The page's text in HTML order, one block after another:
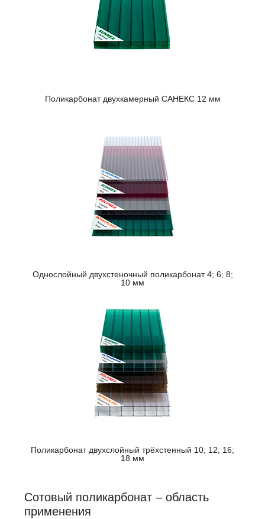
Поликарбонат двухкамерный САНЕКС 12 мм
Однослойный двухстеночный поликарбонат 4; 6; 8;
10 мм
Поликарбонат двухслойный трёхстенный 10; 12; 16;
18 мм
Сотовый поликарбонат – область
применения